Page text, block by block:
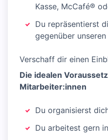
Kasse, McCafé®
Du repräsentierst
gegenüber unseren
Verschaff dir einen
Die idealen
Mitarbeiter:innen
Du organisierst
Du arbeitest gern